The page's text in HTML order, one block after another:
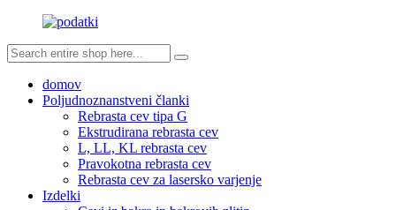
domov
Poljudnoznanstveni članki
Rebrasta cev tipa G
Ekstrudirana rebrasta cev
L, LL, KL rebrasta cev
Pravokotna rebrasta cev
Rebrasta cev za lasersko varjenje
Izdelki